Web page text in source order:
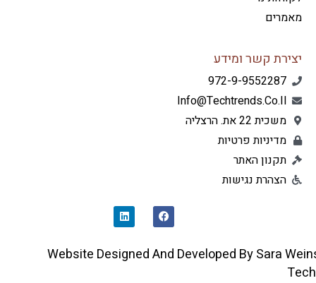
קשר ומידע
972-9-9552287
Info@techtrends.co.il
משכית 22 את. הרצליה
מדיניות פרטיות
תקנון האתר
הצהרת נגישות
O
O
D
I
Website Designed And Developed By Sara